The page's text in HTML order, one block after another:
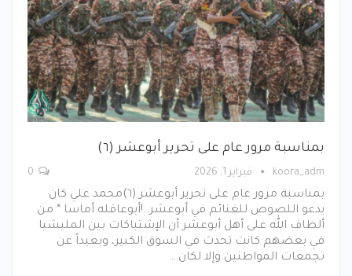
بمناسبة مرور عام على تحرير أبوعشر (٦)
koora_adm فبراير 1, 2026
بمناسبة مرور عام على تحرير أبوعشر (٦)محمد علي كان
يدعو اللصوص للغنائم في أبوعشر..!أبوعاقله أماسا * من
ألطاف الله على أهل أبوعشر أن الإشتباكات بين المليشيا
في بعضهم كانت تحدث في السوق الكبير، وبعيداً عن
تجمعات المواطنين وإلا لكان…